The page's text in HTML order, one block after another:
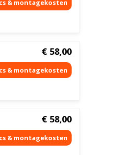
€ 58,00
€ 58,00